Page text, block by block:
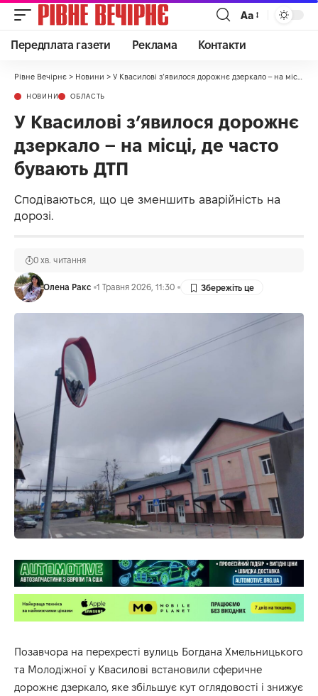
Аа
Передплата газети Реклама Контакти
Рівне Вечірнє > Новини > У Квасилові з’явилося дорожнє дзеркало – на місці, де часто бувають ДТП
НОВИНИ ОБЛАСТЬ
У Квасилові з’явилося дорожнє
дзеркало – на місці, де часто
бувають ДТП
Сподіваються, що це зменшить аварійність на
дорозі.
Олена Ракс 1 Травня 2026, 11:30
0 хв. читання
Позавчора на перехресті вулиць Богдана Хмельницького
та Молодіжної у Квасилові встановили сферичне
дорожнє дзеркало, яке збільшує кут оглядовості і знижує